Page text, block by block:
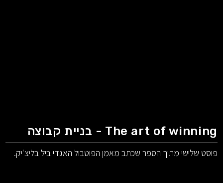
The art of winning - בניית קבוצה
פוסט שלישי מתוך הספר שכתב מאמן הפוטבול האגדי ביל בליצ'יק.